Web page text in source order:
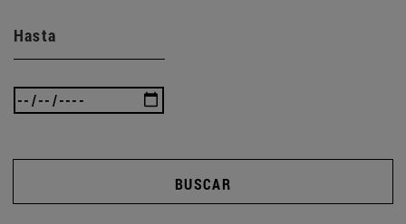
Hasta
BUSCAR